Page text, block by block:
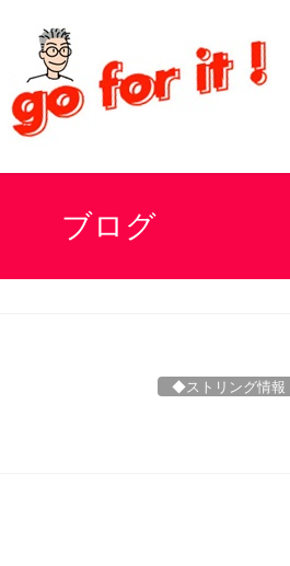
ブログ
◆ストリング情報